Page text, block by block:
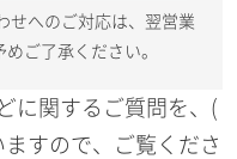
せへのご対応は、翌営業
ご了承ください。
に関するご質問を、(
すので、ご覧くださ